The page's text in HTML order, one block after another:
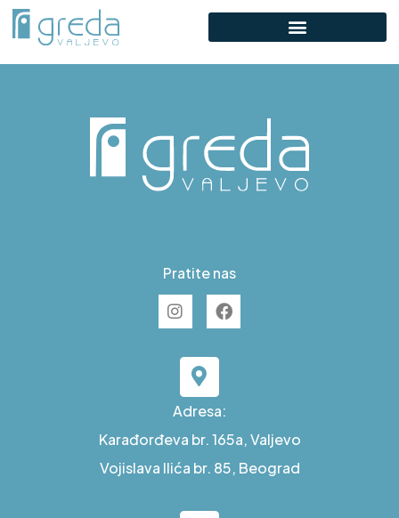
D S26
Pratite nas
Adresa:
Karađorđeva br. 165a, Valjevo
Vojislava Ilića br. 85, Beograd